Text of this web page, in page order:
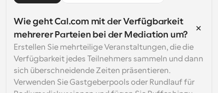
Wie geht Cal.com mit der Verfügbarkeit
mehrerer Parteien bei der Mediation um?
Erstellen Sie mehrteilige Veranstaltungen, die die
Verfügbarkeit jedes Teilnehmers sammeln und dann
sich überschneidende Zeiten präsentieren.
Verwenden Sie Gastgeberpools oder Rundlauf für